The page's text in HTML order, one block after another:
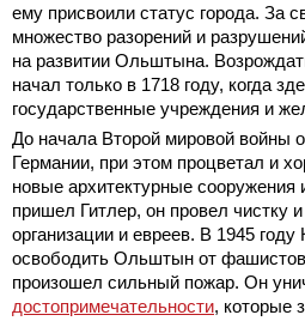
ему присвоили статус города. За
множество разорений и
на развитии Ольштына.
начал только в 1718 году, когда
государственные учреждения и
До начала Второй мировой войны
Германии, при этом процветал и
новые архитектурные сооружения
пришел Гитлер, он провел чистку
организации и евреев. В 1945
освободить Ольштын от
произошел сильный пожар. Он
достопримечательности, которые